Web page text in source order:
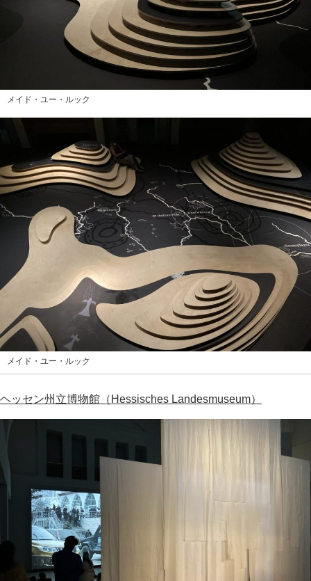
メイド・ユー・ルック
メイド・ユー・ルック
ヘッセン州立博物館（Hessisches Landesmuseum）